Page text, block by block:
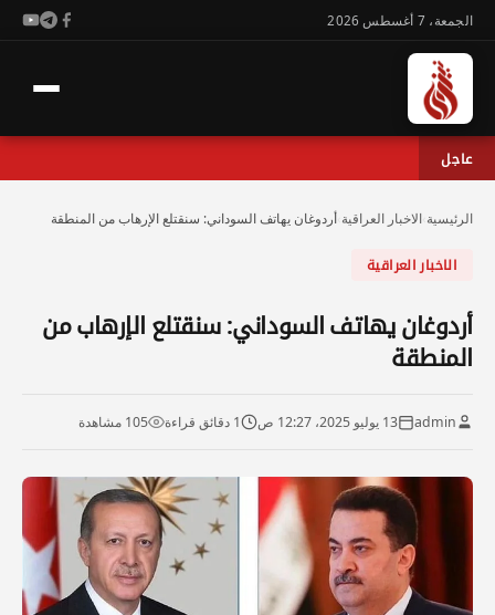
الجمعة، 7 أغسطس 2026
عاجل
الرئيسية الاخبار العراقية أردوغان يهاتف السوداني: سنقتلع الإرهاب من المنطقة
الاخبار العراقية
أردوغان يهاتف السوداني: سنقتلع الإرهاب من
المنطقة
admin 13 يوليو 2025، 12:27 ص 1 دقائق قراءة 105 مشاهدة